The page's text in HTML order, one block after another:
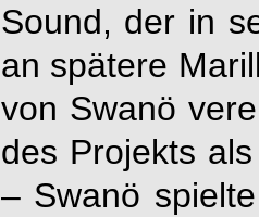
Sound, der in
an spätere
von Swanö
des Projekts
– Swanö